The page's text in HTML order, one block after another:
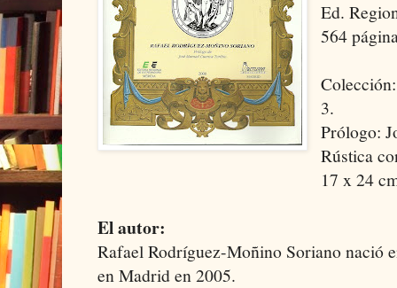
Ed.
564
3.
Prólogo:
Rústica
17 x 24
El autor:
Rafael Rodríguez-Moñino Soriano nació
en Madrid en 2005.